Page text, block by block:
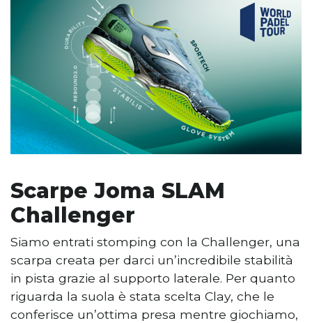
Scarpe Joma SLAM
Challenger
Siamo entrati stomping con la Challenger, una
scarpa creata per darci un’incredibile stabilità
in pista grazie al supporto laterale. Per quanto
riguarda la suola è stata scelta Clay, che le
conferisce un’ottima presa mentre giochiamo,